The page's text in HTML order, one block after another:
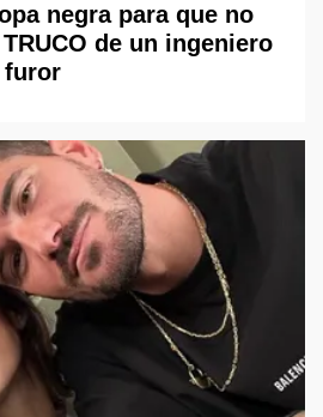
negra para que no
de un ingeniero
furor